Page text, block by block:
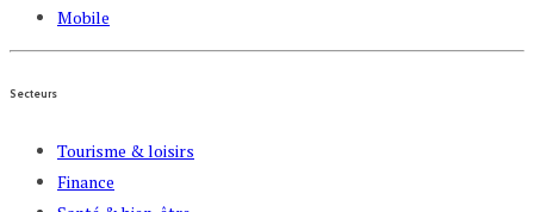
Mobile
Secteurs
Tourisme & loisirs
Finance